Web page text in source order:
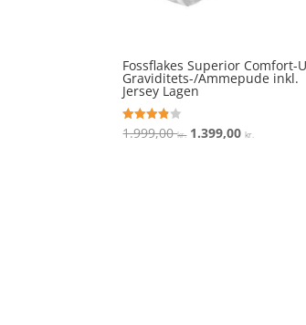
Fossflakes Superior Comfort-U
Graviditets-/Ammepude inkl.
Jersey Lagen
Vurderet
3.8
1.999,00kr. Den
1.399,00kr.